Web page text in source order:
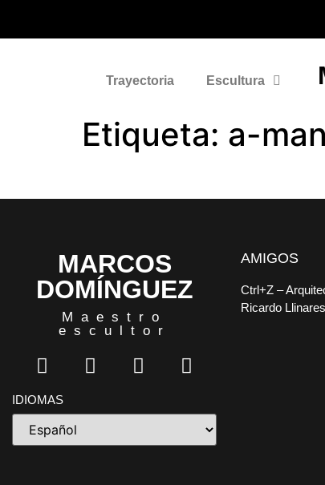
Trayectoria Escultura
Etiqueta: a-
MARCOS
DOMÍNGUEZ
Maestro
escultor
IDIOMAS
AMIGOS
Ctrl+Z –
Ricardo Llinares